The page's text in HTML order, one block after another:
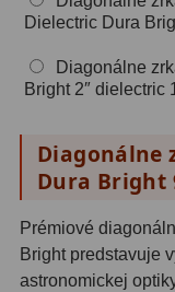
OIII21
Hβ4
Planetárne7
Astro príslušenstvo
Dielectric Dura
Diagonálne
Bright 2″ dielectric
Diagonálne
Dura Bright
Prémiové
Bright predstavuje
astronomickej